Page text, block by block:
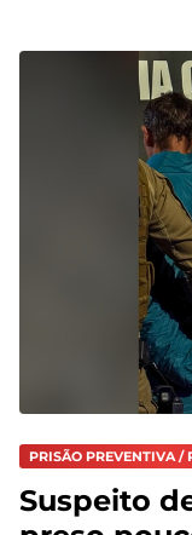
PRISÃO PREVENTIVA /
Suspeito